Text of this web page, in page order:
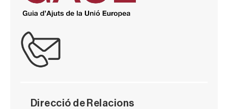
Direcció de Relacions